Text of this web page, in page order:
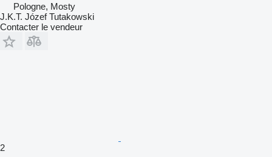
Pologne, Mosty
J.K.T. Józef Tutakowski
Contacter le vendeur
2